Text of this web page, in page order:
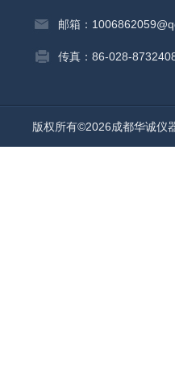
邮箱：
传真：86-028-
版权所有©2026成都华诚